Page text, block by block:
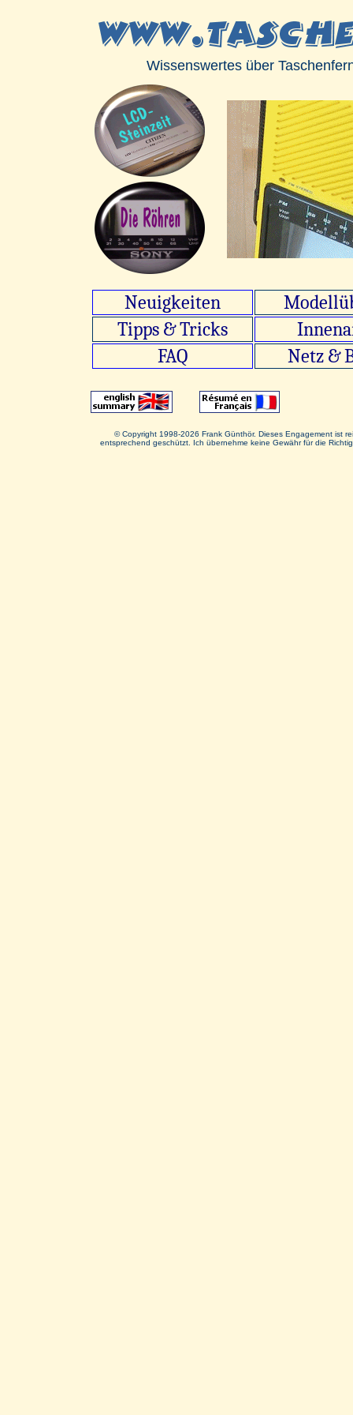
Wissenswertes über
Neuigkeiten
Tipps & Tricks
FAQ
Netz &
© Copyright 1998-2026 Frank Günthör. Dieses Engagement ist
entsprechend geschützt. Ich übernehme keine Gewähr für die